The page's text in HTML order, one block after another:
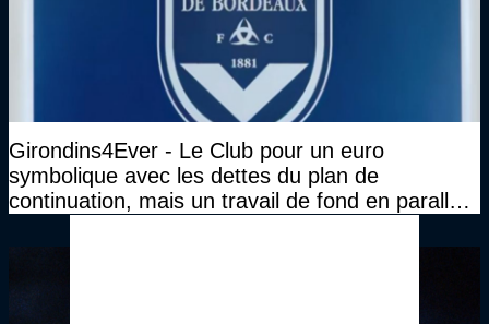
Girondins4Ever - Le Club pour un euro
symbolique avec les dettes du plan de
continuation, mais un travail de fond en parallèle